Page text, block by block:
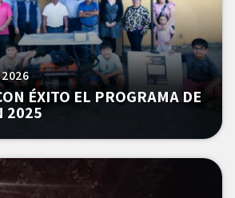
ÉXITO EL PROGRAMA DE
2025